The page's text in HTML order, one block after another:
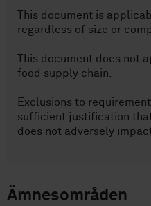
This document is
regardless of size or
This document does not
food supply chain.
Exclusions to
sufficient justification
does not adversely
Ämnesområden